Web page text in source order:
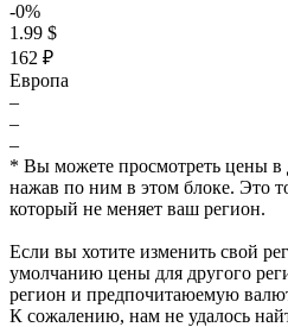
-0%
1.99 $
162 ₽
Европа
–
–
–
* Вы можете просмотреть цены в
нажав по ним в этом блоке. Это
который не меняет ваш регион.
Если вы хотите изменить свой
умолчанию цены для другого
регион и предпочитаюемую
К сожалению, нам не удалось